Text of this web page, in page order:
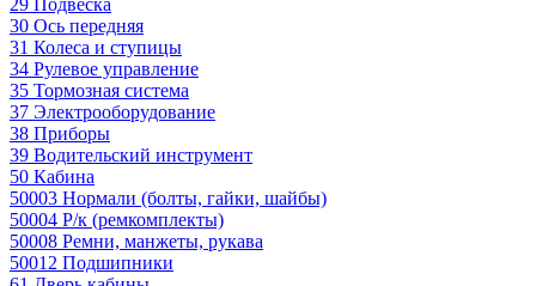
29 Подвеска
30 Ось передняя
31 Колеса и ступицы
34 Рулевое управление
35 Тормозная система
37 Электрооборудование
38 Приборы
39 Водительский инструмент
50 Кабина
50003 Нормали (болты, гайки, шайбы)
50004 Р/к (ремкомплекты)
50008 Ремни, манжеты, рукава
50012 Подшипники